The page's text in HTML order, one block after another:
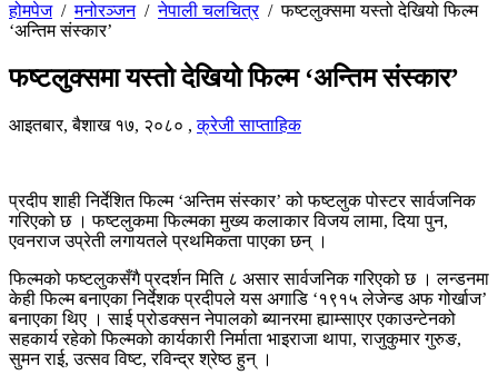
होमपेज/मनोरञ्जन/नेपाली चलचित्र/फष्टलुक्समा यस्तो देखियो फिल्म
‘अन्तिम संस्कार’
फष्टलुक्समा यस्तो देखियो फिल्म ‘अन्तिम संस्कार’
आइतबार, बैशाख १७, २०८० ,क्रेजी साप्ताहिक
प्रदीप शाही निर्देशित फिल्म ‘अन्तिम संस्कार’ को फष्टलुक पोस्टर सार्वजनिक
गरिएको छ । फष्टलुकमा फिल्मका मुख्य कलाकार विजय लामा, दिया पुन,
एवनराज उप्रेती लगायतले प्रथमिकता पाएका छन् ।
फिल्मको फष्टलुकसँगै प्रदर्शन मिति ८ असार सार्वजनिक गरिएको छ । लन्डनमा
केही फिल्म बनाएका निर्देशक प्रदीपले यस अगाडि ‘१९१५ लेजेन्ड अफ गोर्खाज’
बनाएका थिए । साई प्रोडक्सन नेपालको ब्यानरमा ह्याम्साएर एकाउन्टेनको
सहकार्य रहेको फिल्मको कार्यकारी निर्माता भाइराजा थापा, राजुकुमार गुरुङ,
सुमन राई, उत्सव विष्ट, रविन्द्र श्रेष्ठ हुन् ।